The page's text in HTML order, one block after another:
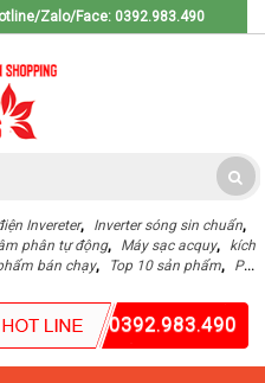
Zalo/Face: 0392.983.490
Invereter, Inverter sóng sin chuẩn,
phân tự động, Máy sạc acquy,
kích
bán chạy, Top 10 sản phẩm,
Pin
0392.983.490